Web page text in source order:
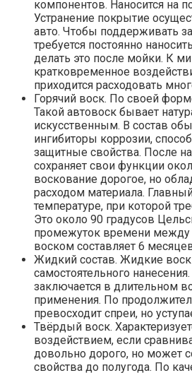
компонентов. Наносится на
Устранение покрытие
авто. Чтобы поддерживать
требуется постоянно
делать это после мойки. К
кратковременное
приходится расходовать
Горячий воск. По своей
Такой автовоск бывает
искусственным. В состав
ингибиторы коррозии,
защитные свойства. После
сохраняет свои функции
воскование дорогое, но
расходом материала.
температуре, при которой
Это около 90 градусов
промежуток времени между
воском составляет 6
Жидкий состав. Жидкие
самостоятельного
заключается в длительном
применения. По
превосходит спреи, но
Твёрдый воск.
воздействием, если
довольно дорого, но может
свойства до полугода. По